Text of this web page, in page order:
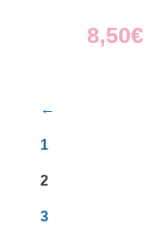
8,50€
←
1
2
3